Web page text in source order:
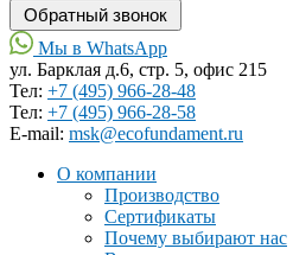
Мы в WhatsApp
ул. Барклая д.6, стр. 5, офис 215
Тел: +7 (495) 966-28-48
Тел: +7 (495) 966-28-58
Е-mail: msk@ecofundament.ru
О компании
Производство
Сертификаты
Почему выбирают нас